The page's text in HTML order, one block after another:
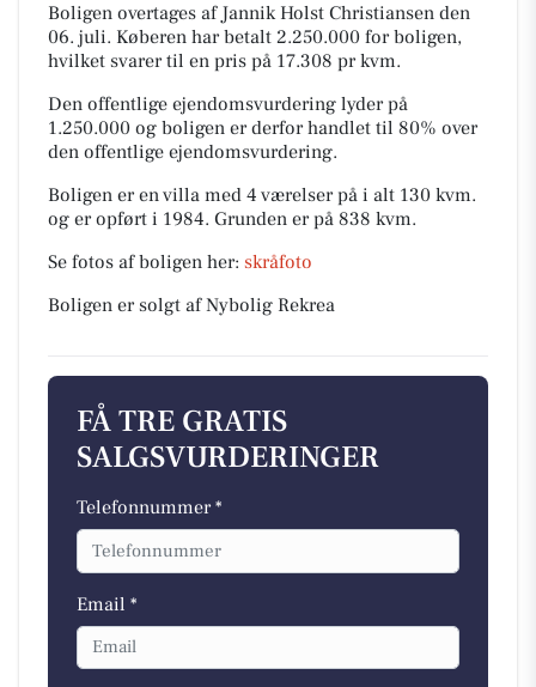
Boligen overtages af Jannik Holst Christiansen den
06. juli. Køberen har betalt 2.250.000 for boligen,
hvilket svarer til en pris på 17.308 pr kvm.
Den offentlige ejendomsvurdering lyder på
1.250.000 og boligen er derfor handlet til 80% over
den offentlige ejendomsvurdering.
Boligen er en villa med 4 værelser på i alt 130 kvm.
og er opført i 1984. Grunden er på 838 kvm.
Se fotos af boligen her: skråfoto
Boligen er solgt af Nybolig Rekrea
FÅ TRE GRATIS
SALGSVURDERINGER
Telefonnummer *
Email *